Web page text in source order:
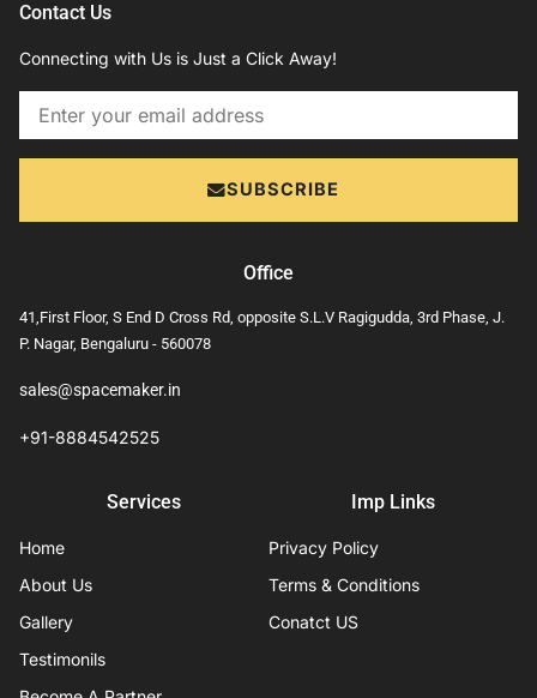
Contact Us
Connecting with Us is Just a Click Away!
Email
SUBSCRIBE
Office
41,First Floor, S End D Cross Rd, opposite S.L.V Ragigudda, 3rd Phase, J.
P. Nagar, Bengaluru - 560078
sales@spacemaker.in
+91-8884542525
Services
Home
About Us
Gallery
Testimonils
Imp Links
Privacy Policy
Terms & Conditions
Conatct US